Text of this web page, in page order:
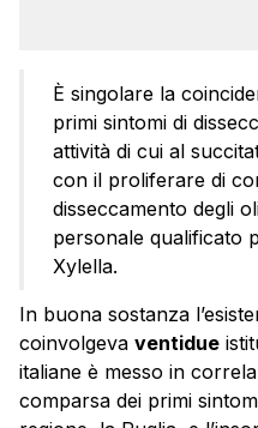
È singolare la
primi sintomi di
attività di cui al
con il proliferare di
disseccamento degli
personale qualificato
Xylella.
In buona sostanza
coinvolgeva ventidue
italiane è messo in
comparsa dei primi